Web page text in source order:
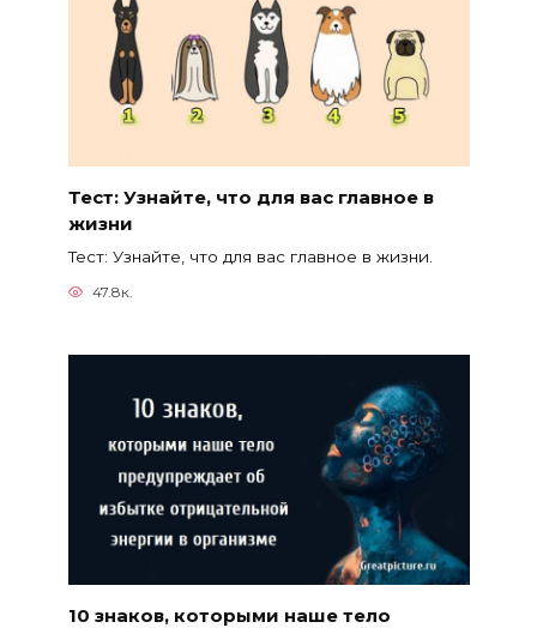
Тест: Узнайте, что для вас главное в
жизни
Тест: Узнайте, что для вас главное в жизни.
47.8к.
10 знаков, которыми наше тело